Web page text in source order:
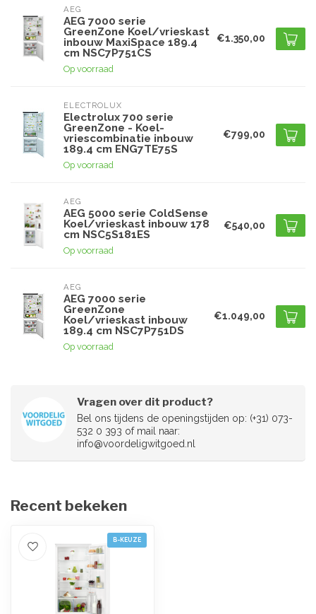
AEG
AEG 7000 serie
GreenZone Koel/vrieskast
inbouw MaxiSpace 189.4
cm NSC7P751CS
Op voorraad
€1.350,00
ELECTROLUX
Electrolux 700 serie
GreenZone - Koel-
vriescombinatie inbouw
189.4 cm ENG7TE75S
Op voorraad
€799,00
AEG
AEG 5000 serie ColdSense
Koel/vrieskast inbouw 178
cm NSC5S181ES
Op voorraad
€540,00
AEG
AEG 7000 serie
GreenZone
Koel/vrieskast inbouw
189.4 cm NSC7P751DS
Op voorraad
€1.049,00
Vragen over dit product?
Bel ons tijdens de openingstijden op: (+31) 073-
532 0 393 of mail naar:
info@voordeligwitgoed.nl
Recent bekeken
B-KEUZE